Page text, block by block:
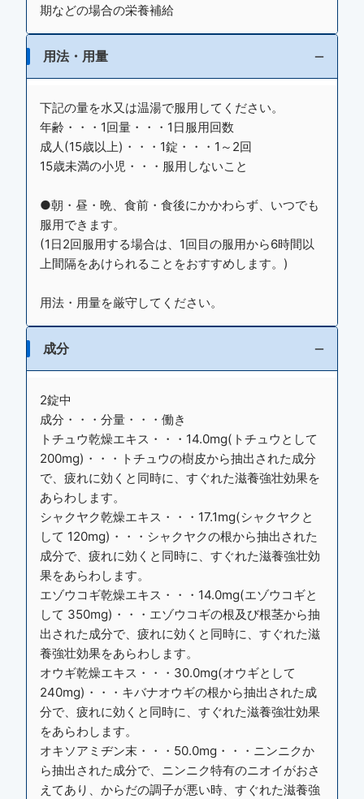
期などの場合の栄養補給
用法・用量
下記の量を水又は温湯で服用してください。
年齢・・・1回量・・・1日服用回数
成人(15歳以上)・・・1錠・・・1～2回
15歳未満の小児・・・服用しないこと
●朝・昼・晩、食前・食後にかかわらず、いつでも
服用できます。
(1日2回服用する場合は、1回目の服用から6時間以
上間隔をあけられることをおすすめします。)
用法・用量を厳守してください。
成分
2錠中
成分・・・分量・・・働き
トチュウ乾燥エキス・・・14.0mg(トチュウとして
200mg)・・・トチュウの樹皮から抽出された成分
で、疲れに効くと同時に、すぐれた滋養強壮効果を
あらわします。
シャクヤク乾燥エキス・・・17.1mg(シャクヤクと
して 120mg)・・・シャクヤクの根から抽出された
成分で、疲れに効くと同時に、すぐれた滋養強壮効
果をあらわします。
エゾウコギ乾燥エキス・・・14.0mg(エゾウコギと
して 350mg)・・・エゾウコギの根及び根茎から抽
出された成分で、疲れに効くと同時に、すぐれた滋
養強壮効果をあらわします。
オウギ乾燥エキス・・・30.0mg(オウギとして
240mg)・・・キバナオウギの根から抽出された成
分で、疲れに効くと同時に、すぐれた滋養強壮効果
をあらわします。
オキソアミヂン末・・・50.0mg・・・ニンニクか
ら抽出された成分で、ニンニク特有のニオイがおさ
えてあり、からだの調子が悪い時、すぐれた滋養強